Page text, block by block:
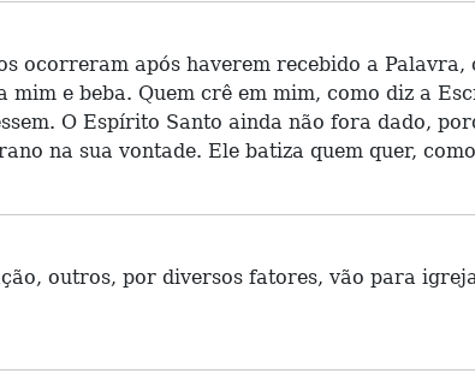
ocorreram após haverem recebido a
mim e beba. Quem crê em mim, como diz a
O Espírito Santo ainda não fora dado,
na sua vontade. Ele batiza quem quer,
outros, por diversos fatores, vão para